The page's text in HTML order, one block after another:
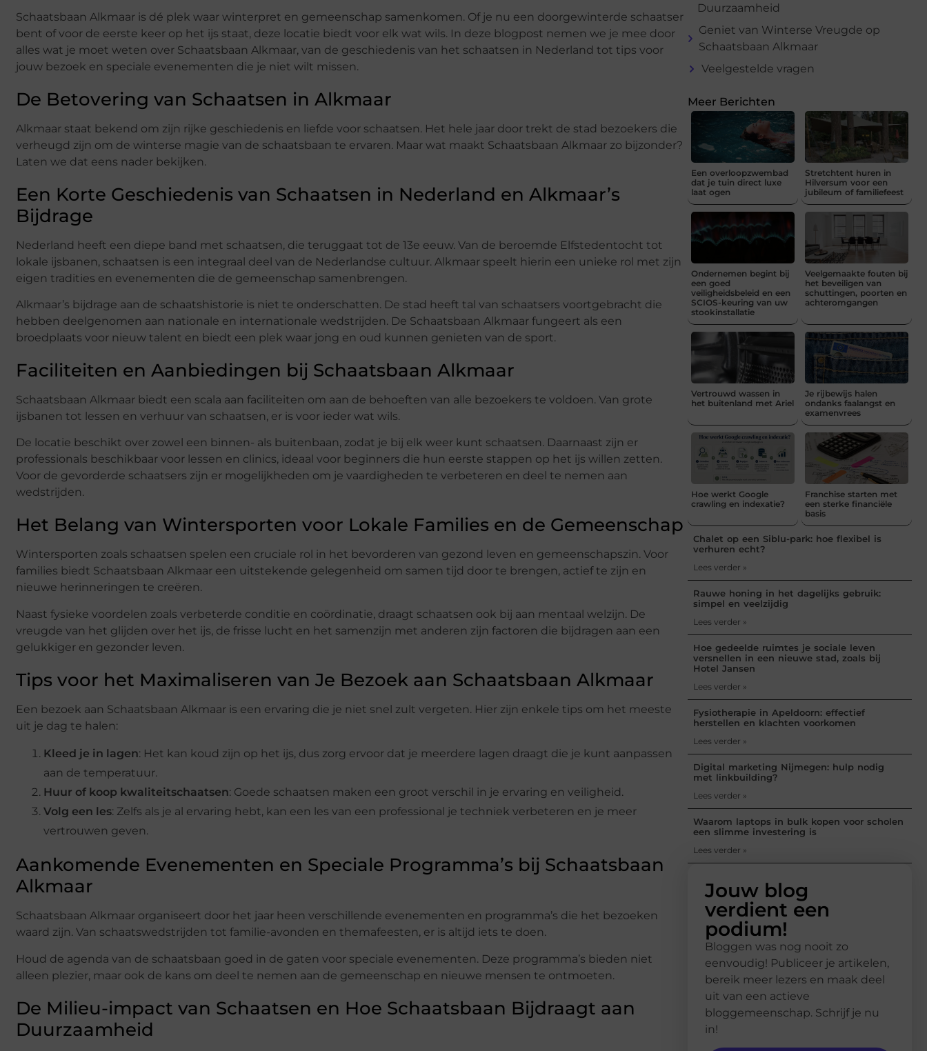
Schaatsbaan Alkmaar is dé plek waar winterpret en gemeenschap samenkomen. Of je nu een doorgewinterde schaatser
bent of voor de eerste keer op het ijs staat, deze locatie biedt voor elk wat wils. In deze blogpost nemen we je mee door
alles wat je moet weten over Schaatsbaan Alkmaar, van de geschiedenis van het schaatsen in Nederland tot tips voor
jouw bezoek en speciale evenementen die je niet wilt missen.
De Betovering van Schaatsen in Alkmaar
Alkmaar staat bekend om zijn rijke geschiedenis en liefde voor schaatsen. Het hele jaar door trekt de stad bezoekers die
verheugd zijn om de winterse magie van de schaatsbaan te ervaren. Maar wat maakt Schaatsbaan Alkmaar zo bijzonder?
Laten we dat eens nader bekijken.
Een Korte Geschiedenis van Schaatsen in Nederland en Alkmaar’s
Bijdrage
Nederland heeft een diepe band met schaatsen, die teruggaat tot de 13e eeuw. Van de beroemde Elfstedentocht tot
lokale ijsbanen, schaatsen is een integraal deel van de Nederlandse cultuur. Alkmaar speelt hierin een unieke rol met zijn
eigen tradities en evenementen die de gemeenschap samenbrengen.
Alkmaar’s bijdrage aan de schaatshistorie is niet te onderschatten. De stad heeft tal van schaatsers voortgebracht die
hebben deelgenomen aan nationale en internationale wedstrijden. De Schaatsbaan Alkmaar fungeert als een
broedplaats voor nieuw talent en biedt een plek waar jong en oud kunnen genieten van de sport.
Faciliteiten en Aanbiedingen bij Schaatsbaan Alkmaar
Schaatsbaan Alkmaar biedt een scala aan faciliteiten om aan de behoeften van alle bezoekers te voldoen. Van grote
ijsbanen tot lessen en verhuur van schaatsen, er is voor ieder wat wils.
De locatie beschikt over zowel een binnen- als buitenbaan, zodat je bij elk weer kunt schaatsen. Daarnaast zijn er
professionals beschikbaar voor lessen en clinics, ideaal voor beginners die hun eerste stappen op het ijs willen zetten.
Voor de gevorderde schaatsers zijn er mogelijkheden om je vaardigheden te verbeteren en deel te nemen aan
wedstrijden.
Het Belang van Wintersporten voor Lokale Families en de Gemeenschap
Wintersporten zoals schaatsen spelen een cruciale rol in het bevorderen van gezond leven en gemeenschapszin. Voor
families biedt Schaatsbaan Alkmaar een uitstekende gelegenheid om samen tijd door te brengen, actief te zijn en
nieuwe herinneringen te creëren.
Naast fysieke voordelen zoals verbeterde conditie en coördinatie, draagt schaatsen ook bij aan mentaal welzijn. De
vreugde van het glijden over het ijs, de frisse lucht en het samenzijn met anderen zijn factoren die bijdragen aan een
gelukkiger en gezonder leven.
Tips voor het Maximaliseren van Je Bezoek aan Schaatsbaan Alkmaar
Een bezoek aan Schaatsbaan Alkmaar is een ervaring die je niet snel zult vergeten. Hier zijn enkele tips om het meeste
uit je dag te halen:
Kleed je in lagen: Het kan koud zijn op het ijs, dus zorg ervoor dat je meerdere lagen draagt die je kunt aanpassen
aan de temperatuur.
Huur of koop kwaliteitschaatsen: Goede schaatsen maken een groot verschil in je ervaring en veiligheid.
Volg een les: Zelfs als je al ervaring hebt, kan een les van een professional je techniek verbeteren en je meer
vertrouwen geven.
Aankomende Evenementen en Speciale Programma’s bij Schaatsbaan
Alkmaar
Schaatsbaan Alkmaar organiseert door het jaar heen verschillende evenementen en programma’s die het bezoeken
waard zijn. Van schaatswedstrijden tot familie-avonden en themafeesten, er is altijd iets te doen.
Houd de agenda van de schaatsbaan goed in de gaten voor speciale evenementen. Deze programma’s bieden niet
alleen plezier, maar ook de kans om deel te nemen aan de gemeenschap en nieuwe mensen te ontmoeten.
De Milieu-impact van Schaatsen en Hoe Schaatsbaan Bijdraagt aan
Duurzaamheid
Duurzaamheid
Geniet van Winterse Vreugde op
Schaatsbaan Alkmaar
Veelgestelde vragen
Meer Berichten
Een overloopzwembad
dat je tuin direct luxe
laat ogen
Stretchtent huren in
Hilversum voor een
jubileum of familiefeest
Ondernemen begint bij
een goed
veiligheidsbeleid en een
SCIOS-keuring van uw
stookinstallatie
Veelgemaakte fouten bij
het beveiligen van
schuttingen, poorten en
achteromgangen
Vertrouwd wassen in
het buitenland met Ariel
Je rijbewijs halen
ondanks faalangst en
examenvrees
Hoe werkt Google
crawling en indexatie?
Franchise starten met
een sterke financiële
basis
Chalet op een Siblu-park: hoe flexibel is
verhuren echt?
Lees verder »
Rauwe honing in het dagelijks gebruik:
simpel en veelzijdig
Lees verder »
Hoe gedeelde ruimtes je sociale leven
versnellen in een nieuwe stad, zoals bij
Hotel Jansen
Lees verder »
Fysiotherapie in Apeldoorn: effectief
herstellen en klachten voorkomen
Lees verder »
Digital marketing Nijmegen: hulp nodig
met linkbuilding?
Lees verder »
Waarom laptops in bulk kopen voor scholen
een slimme investering is
Lees verder »
Jouw blog
verdient een
podium!
Bloggen was nog nooit zo
eenvoudig! Publiceer je artikelen,
bereik meer lezers en maak deel
uit van een actieve
bloggemeenschap. Schrijf je nu
in!